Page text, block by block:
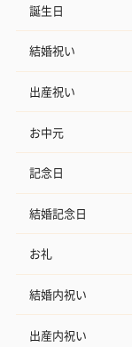
誕生日
結婚祝い
出産祝い
お中元
記念日
結婚記念日
お礼
結婚内祝い
出産内祝い